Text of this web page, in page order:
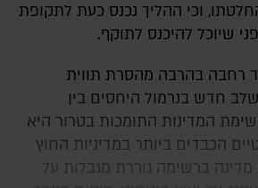
וכי ההליך נכנס כעת לתקופת
חדש בנרמול היחסים בין
המדינות התומכות בטרור היא
הכבדים ביותר במדיניות החוץ
ברשימה גוררת מגבלות על